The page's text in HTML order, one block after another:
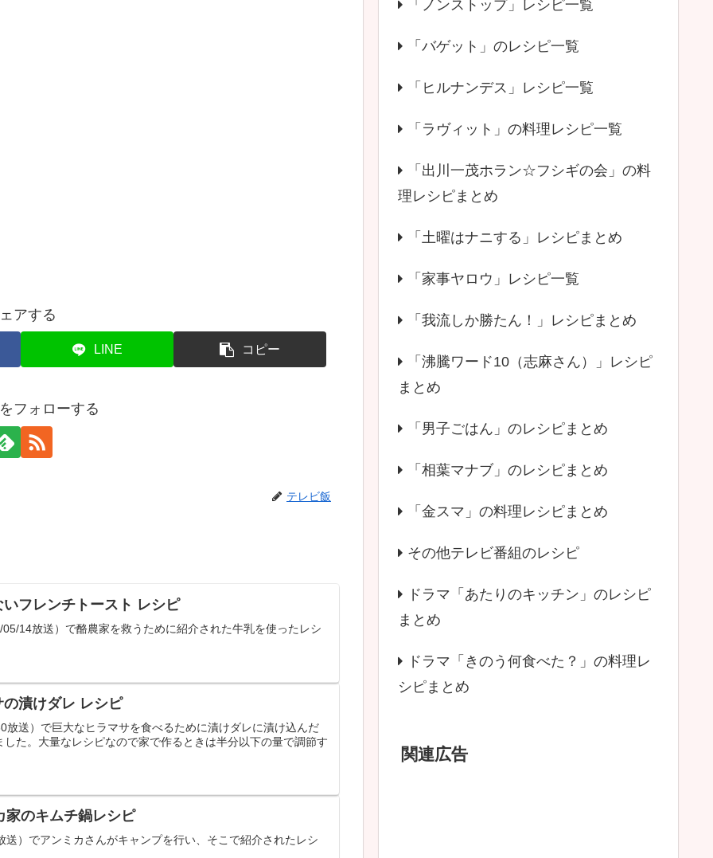
アする
LINE コピー
フォローする
テレビ飯
フレンチトースト レシピ
14放送）で酪農家を救うために紹介された牛乳を使ったレシ
漬けダレ レシピ
放送）で巨大なヒラマサを食べるために漬けダレに漬け込んだ
た。大量なレシピなので家で作るときは半分以下の量で調節す
家のキムチ鍋レシピ
）でアンミカさんがキャンプを行い、そこで紹介されたレシ
「ノンストップ」レシピ一覧
「バゲット」のレシピ一覧
「ヒルナンデス」レシピ一覧
「ラヴィット」の料理レシピ一覧
「出川一茂ホラン☆フシギの会」の料
理レシピまとめ
「土曜はナニする」レシピまとめ
「家事ヤロウ」レシピ一覧
「我流しか勝たん！」レシピまとめ
「沸騰ワード10（志麻さん）」レシピ
まとめ
「男子ごはん」のレシピまとめ
「相葉マナブ」のレシピまとめ
「金スマ」の料理レシピまとめ
その他テレビ番組のレシピ
ドラマ「あたりのキッチン」のレシピ
まとめ
ドラマ「きのう何食べた？」の料理レ
シピまとめ
関連広告